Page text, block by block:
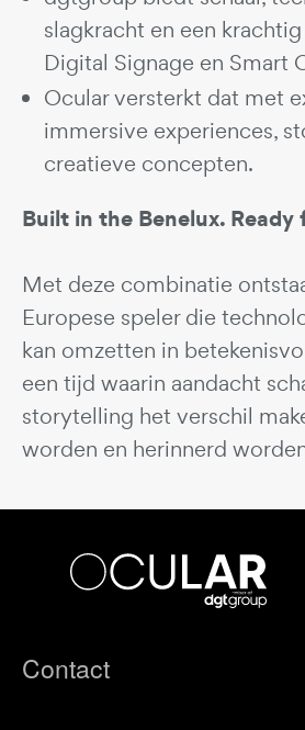
slagkracht en een
Digital Signage en Smart
Ocular versterkt dat met
immersive experiences,
creatieve concepten.
Built in the Benelux. Ready
Met deze combinatie
Europese speler die
kan omzetten in
een tijd waarin aandacht
storytelling het verschil
worden en herinnerd
Ocular
Footer
Contact